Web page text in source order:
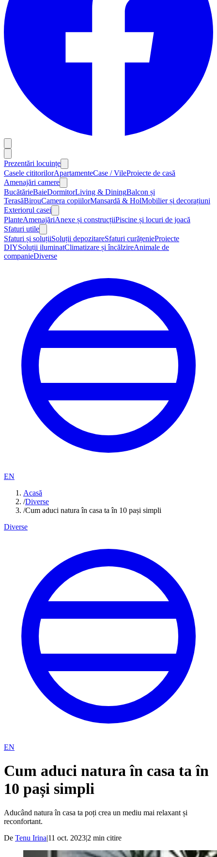
Prezentări locuințe
Casele cititorilorApartamenteCase / VileProiecte de casă
Amenajări camere
BucătărieBaieDormitorLiving & DiningBalcon și
TerasăBirouCamera copiilorMansardă & HolMobilier și decorațiuni
Exteriorul casei
PlanteAmenajăriAnexe și construcțiiPiscine și locuri de joacă
Sfaturi utile
Sfaturi și soluțiiSoluții depozitareSfaturi curățenieProiecte
DIYSoluții iluminatClimatizare și încălzireAnimale de
companieDiverse
EN
Acasă
/Diverse
/Cum aduci natura în casa ta în 10 pași simpli
Diverse
EN
Cum aduci natura în casa ta în
10 pași simpli
Aducând natura în casa ta poți crea un mediu mai relaxant și
reconfortant.
De Tenu Irina|11 oct. 2023|2 min citire